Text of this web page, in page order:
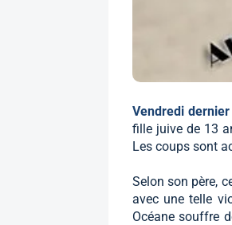
Vendredi dernier
fille juive de 13
Les coups sont
Selon son père,
avec une telle
Océane souffre